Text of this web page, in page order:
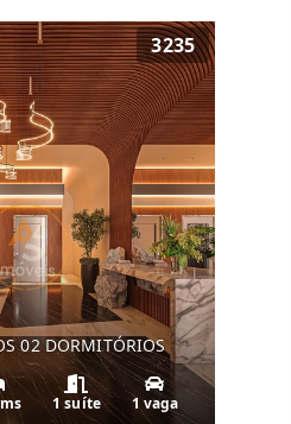
3235
02 DORMITÓRIOS
1 suíte 1 vaga